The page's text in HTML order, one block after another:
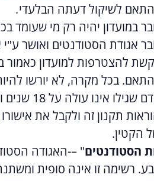
לשיקול דעתה הבלעדי.
אגודת הסטודנטים ואושר
בכל מקרה, לא יורשו
אדם
תקנון זה ולקבל את
הקטין.
הסטודנטים
רשימה זו אינה סופית